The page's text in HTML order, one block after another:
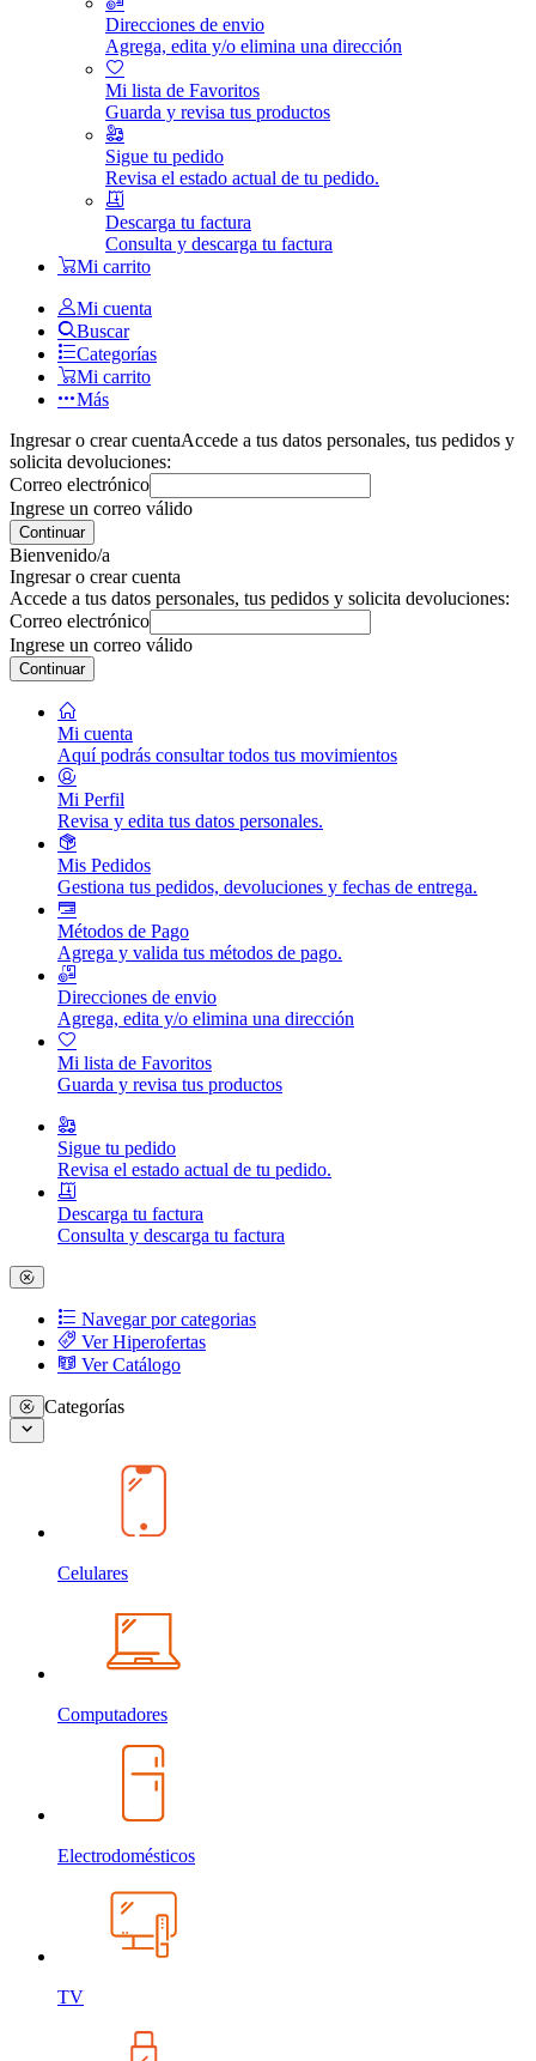
Direcciones de envio
Agrega, edita y/o elimina una dirección
Mi lista de Favoritos
Guarda y revisa tus productos
Sigue tu pedido
Revisa el estado actual de tu pedido.
Descarga tu factura
Consulta y descarga tu factura
Mi carrito
Mi cuenta
Buscar
Categorías
Mi carrito
Más
Ingresar o crear cuentaAccede a tus datos personales, tus pedidos y
solicita devoluciones:
Correo electrónico
Ingrese un correo válido
Continuar
Bienvenido/a
Ingresar o crear cuenta
Accede a tus datos personales, tus pedidos y solicita devoluciones:
Correo electrónico
Ingrese un correo válido
Continuar
Mi cuenta
Aquí podrás consultar todos tus movimientos
Mi Perfil
Revisa y edita tus datos personales.
Mis Pedidos
Gestiona tus pedidos, devoluciones y fechas de entrega.
Métodos de Pago
Agrega y valida tus métodos de pago.
Direcciones de envio
Agrega, edita y/o elimina una dirección
Mi lista de Favoritos
Guarda y revisa tus productos
Sigue tu pedido
Revisa el estado actual de tu pedido.
Descarga tu factura
Consulta y descarga tu factura
Navegar por categorias
Ver Hiperofertas
Ver Catálogo
Categorías
Celulares
Computadores
Electrodomésticos
TV